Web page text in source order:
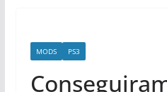
MODS PS3